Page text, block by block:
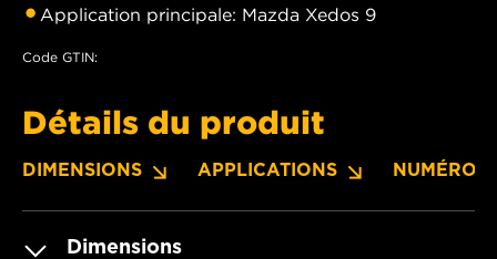
Application principale: Mazda Xedos 9
Code GTIN:
Détails du produit
DIMENSIONS APPLICATIONS NUMÉROS
Dimensions